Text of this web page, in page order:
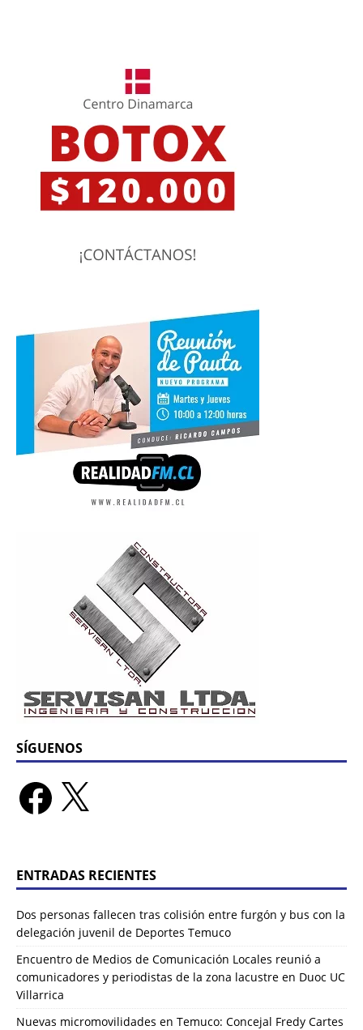
SÍGUENOS
ENTRADAS RECIENTES
Dos personas fallecen tras colisión entre furgón y bus con la
delegación juvenil de Deportes Temuco
Encuentro de Medios de Comunicación Locales reunió a
comunicadores y periodistas de la zona lacustre en Duoc UC
Villarrica
Nuevas micromovilidades en Temuco: Concejal Fredy Cartes